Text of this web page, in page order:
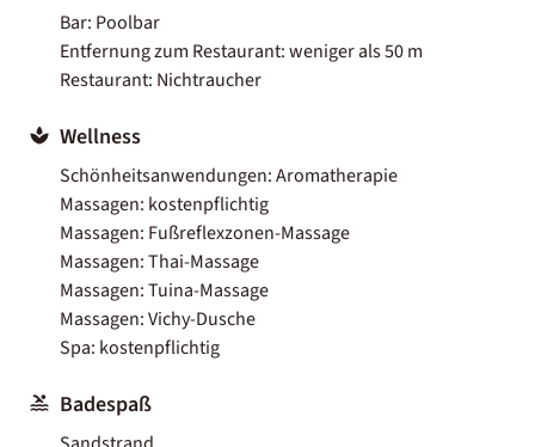
Bar: Poolbar
Entfernung zum Restaurant: weniger als 50 m
Restaurant: Nichtraucher
Wellness
Schönheitsanwendungen: Aromatherapie
Massagen: kostenpflichtig
Massagen: Fußreflexzonen-Massage
Massagen: Thai-Massage
Massagen: Tuina-Massage
Massagen: Vichy-Dusche
Spa: kostenpflichtig
Badespaß